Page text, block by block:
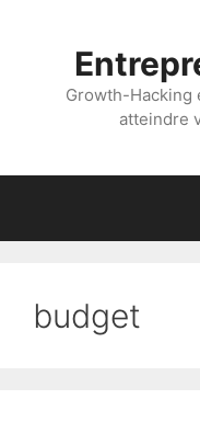
Growth-Hacking
atteindre
budget